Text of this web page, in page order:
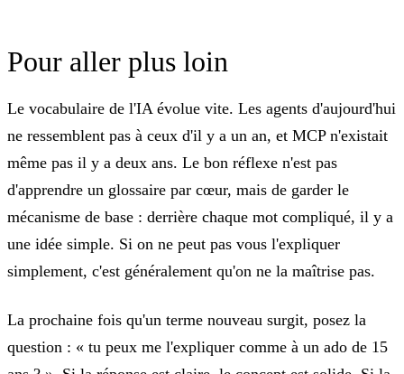
Pour aller plus loin
Le vocabulaire de l'IA évolue vite. Les agents d'aujourd'hui
ne ressemblent pas à ceux d'il y a un an, et MCP n'existait
même pas il y a deux ans. Le bon réflexe n'est pas
d'apprendre un glossaire par cœur, mais de garder le
mécanisme de base : derrière chaque mot compliqué, il y a
une idée simple. Si on ne peut pas vous l'expliquer
simplement, c'est généralement qu'on ne la maîtrise pas.
La prochaine fois qu'un terme nouveau surgit, posez la
question : « tu peux me l'expliquer comme à un ado de 15